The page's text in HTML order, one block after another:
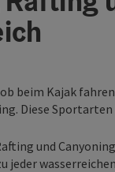
ob beim Kajak
Diese
und
jeder